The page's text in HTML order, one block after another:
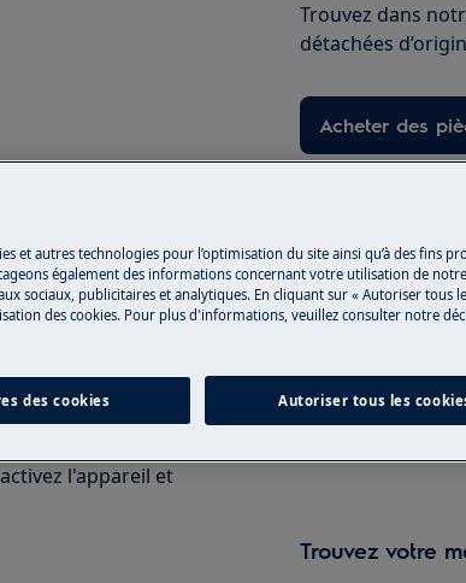
d'utilisation de votre
l'appareil et
Trouvez dans
détachées
Acheter des
Réparation par
Fixez un rendez-
qualifiés
qualités
Réserver une
Trouvez votre
et autres technologies pour l’optimisation du site ainsi qu’à des fins
également des informations concernant votre utilisation de
sociaux, publicitaires et analytiques. En cliquant sur « Autoriser tous
des cookies. Pour plus d'informations, veuillez consulter notre
des cookies Autoriser tous les